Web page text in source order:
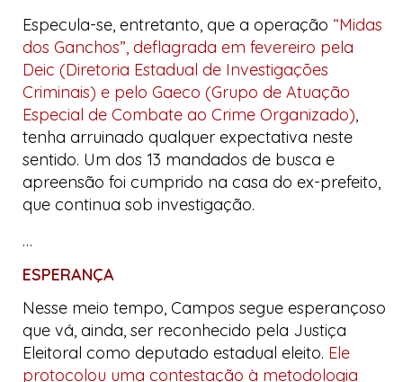
Especula-se, entretanto, que a operação “Midas
dos Ganchos”, deflagrada em fevereiro pela
Deic (Diretoria Estadual de Investigações
Criminais) e pelo Gaeco (Grupo de Atuação
Especial de Combate ao Crime Organizado),
tenha arruinado qualquer expectativa neste
sentido. Um dos 13 mandados de busca e
apreensão foi cumprido na casa do ex-prefeito,
que continua sob investigação.
…
ESPERANÇA
Nesse meio tempo, Campos segue esperançoso
que vá, ainda, ser reconhecido pela Justiça
Eleitoral como deputado estadual eleito. Ele
protocolou uma contestação à metodologia